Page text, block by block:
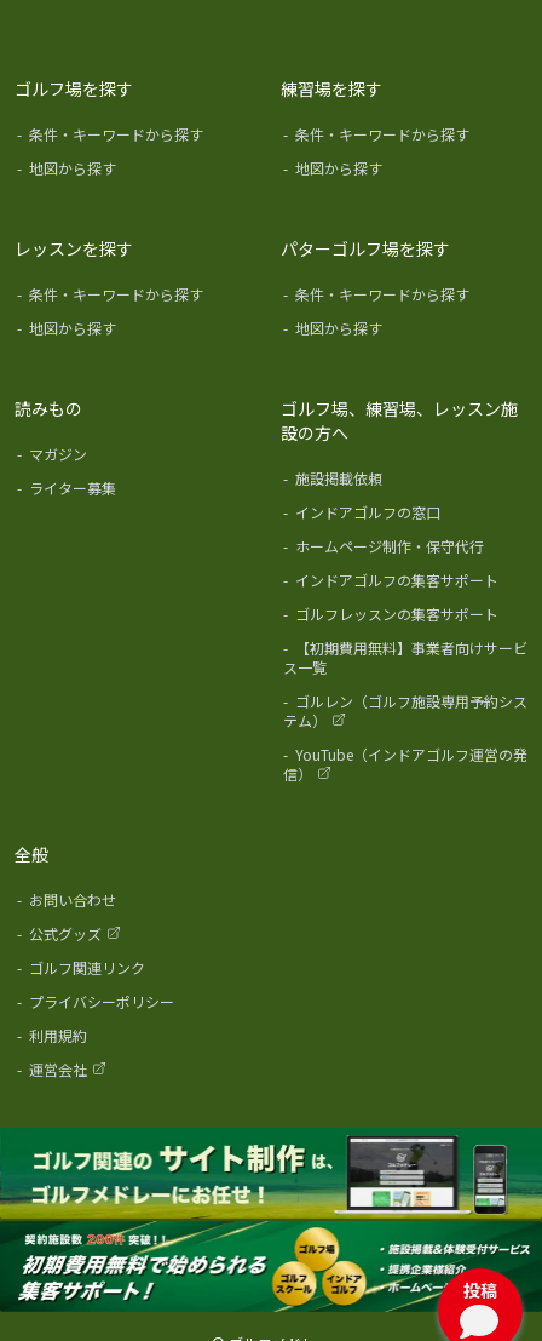
投稿
ゴルフ場を探す
- 条件・キーワードから探す
- 地図から探す
練習場を探す
- 条件・キーワードから探す
- 地図から探す
レッスンを探す
- 条件・キーワードから探す
- 地図から探す
パターゴルフ場を探す
- 条件・キーワードから探す
- 地図から探す
読みもの
- マガジン
- ライター募集
ゴルフ場、練習場、レッスン施
設の方へ
- 施設掲載依頼
- インドアゴルフの窓口
- ホームページ制作・保守代行
- インドアゴルフの集客サポート
- ゴルフレッスンの集客サポート
-
【初期費用無料】事業者向けサービ
ス一覧
- ゴルレン（ゴルフ施設専用予約シス
テム）
- YouTube（インドアゴルフ運営の発
信）
全般
- お問い合わせ
- 公式グッズ
- ゴルフ関連リンク
- プライバシーポリシー
- 利用規約
- 運営会社